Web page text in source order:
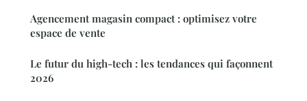
Agencement magasin compact : optimisez votre
espace de vente
Le futur du high-tech : les tendances qui façonnent
2026